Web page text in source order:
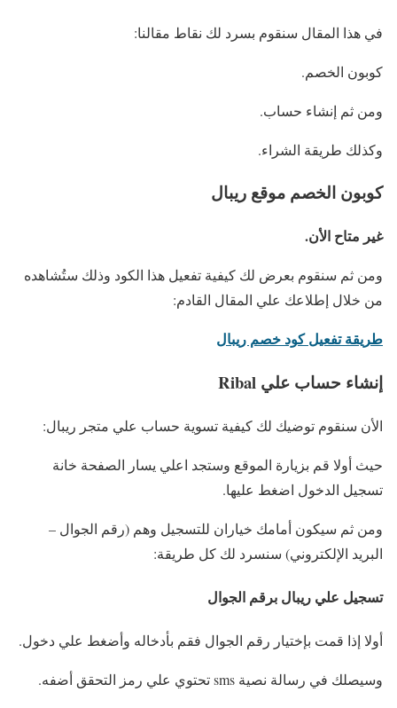
في هذا المقال سنقوم بسرد لك نقاط مقالنا:
كوبون الخصم.
ومن ثم إنشاء حساب.
وكذلك طريقة الشراء.
كوبون الخصم موقع ريبال
غير متاح الأن.
ومن ثم سنقوم بعرض لك كيفية تفعيل هذا الكود وذلك ستُشاهده
من خلال إطلاعك علي المقال القادم:
طريقة تفعيل كود خصم ريبال
إنشاء حساب علي Ribal
الأن سنقوم توضيك لك كيفية تسوية حساب علي متجر ريبال:
حيث أولا قم بزيارة الموقع وستجد اعلي يسار الصفحة خانة
تسجيل الدخول اضغط عليها.
ومن ثم سيكون أمامك خياران للتسجيل وهم (رقم الجوال –
البريد الإلكتروني) سنسرد لك كل طريقة:
تسجيل علي ريبال برقم الجوال
أولا إذا قمت بإختيار رقم الجوال فقم بأدخاله وأضغط علي دخول.
وسيصلك في رسالة نصية sms تحتوي علي رمز التحقق أضفه.